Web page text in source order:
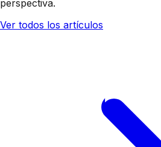
perspectiva.
Ver todos los artículos